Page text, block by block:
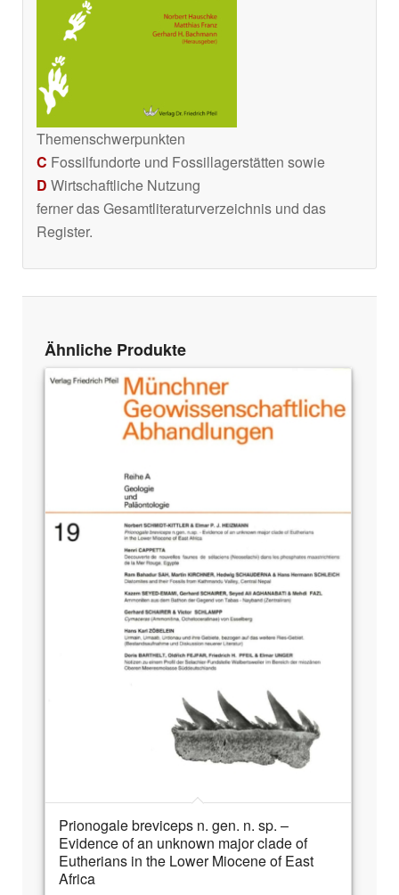
Themenschwerpunkten
C Fossilfundorte und Fossillagerstätten sowie
D Wirtschaftliche Nutzung
ferner das Gesamtliteraturverzeichnis und das
Register.
Ähnliche Produkte
Prionogale breviceps n. gen. n. sp. –
Evidence of an unknown major clade of
Eutherians in the Lower Miocene of East
Africa